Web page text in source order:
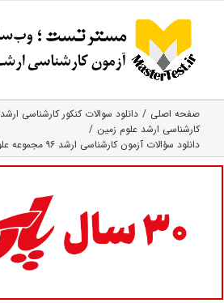
content
صفحه اصلی
دانلود سوالات کنکور کارشناسی ارشد
کارشناسی ارشد علوم زمین
دانلود سؤالات آزمون کارشناسی ارشد ۹۶ مجموعه علوم زمین (کد ۱۲۰۱)